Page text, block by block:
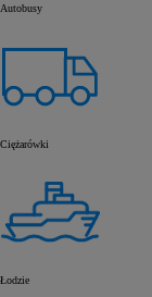
Od
105 300 zł
Autobusy
Ciężarówki
Łodzie